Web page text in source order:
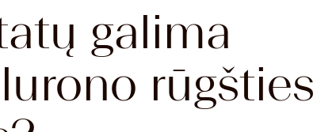
galima
rūgšties